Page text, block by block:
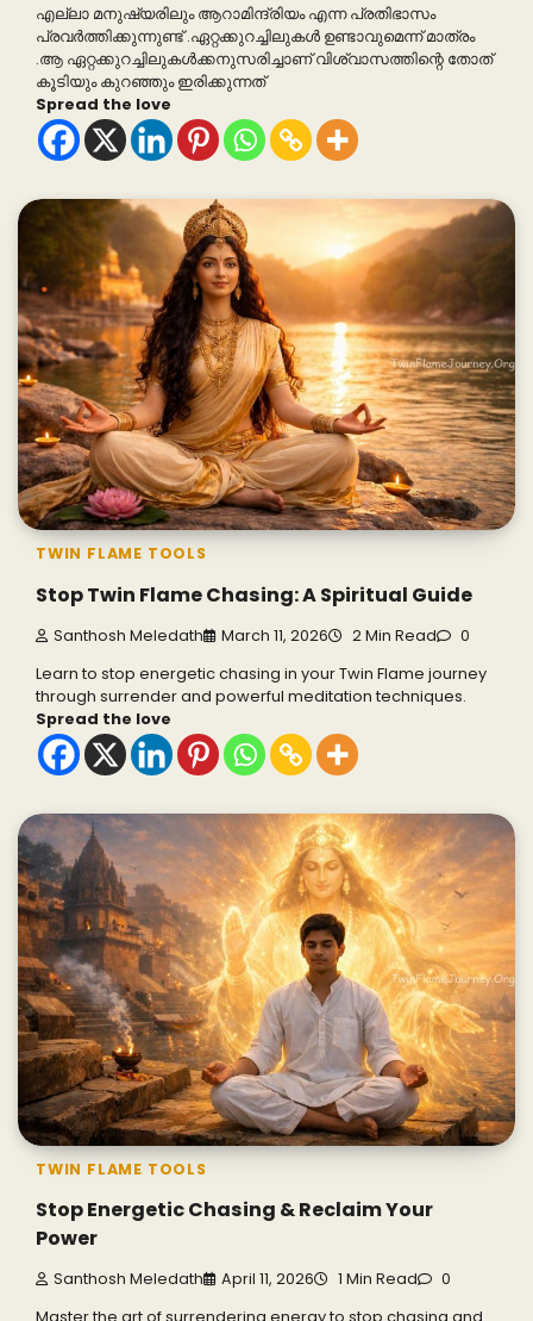
എല്ലാ മനുഷ്യരിലും ആറാമിന്ദ്രിയം എന്ന പ്രതിഭാസം
പ്രവർത്തിക്കുന്നുണ്ട് .ഏറ്റക്കുറച്ചിലുകൾ ഉണ്ടാവുമെന്ന് മാത്രം
.ആ ഏറ്റക്കുറച്ചിലുകൾക്കനുസരിച്ചാണ് വിശ്വാസത്തിന്റെ തോത്
കൂടിയും കുറഞ്ഞും ഇരിക്കുന്നത്
Spread the love
TWIN FLAME TOOLS
Stop Twin Flame Chasing: A Spiritual Guide
Santhosh Meledath March 11, 2026 2 Min Read 0
Learn to stop energetic chasing in your Twin Flame journey
through surrender and powerful meditation techniques.
Spread the love
TWIN FLAME TOOLS
Stop Energetic Chasing & Reclaim Your
Power
Santhosh Meledath April 11, 2026 1 Min Read 0